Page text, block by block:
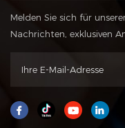
Melden Sie sich für
Nachrichten, exklusiven
Rabattinformationen zu